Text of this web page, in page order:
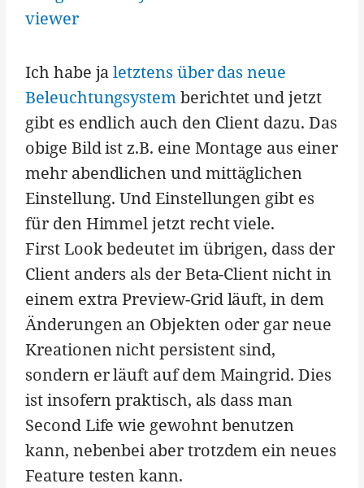
Ich habe jaletztens über das neue
Beleuchtungsystemberichtet und jetzt
gibt es endlich auch den Client dazu. Das
obige Bild ist z.B. eine Montage aus einer
mehr abendlichen und mittäglichen
Einstellung. Und Einstellungen gibt es
für den Himmel jetzt recht viele.
First Look bedeutet im übrigen, dass der
Client anders als der Beta-Client nicht in
einem extra Preview-Grid läuft, in dem
Änderungen an Objekten oder gar neue
Kreationen nicht persistent sind,
sondern er läuft auf dem Maingrid. Dies
ist insofern praktisch, als dass man
Second Life wie gewohnt benutzen
kann, nebenbei aber trotzdem ein neues
Feature testen kann.